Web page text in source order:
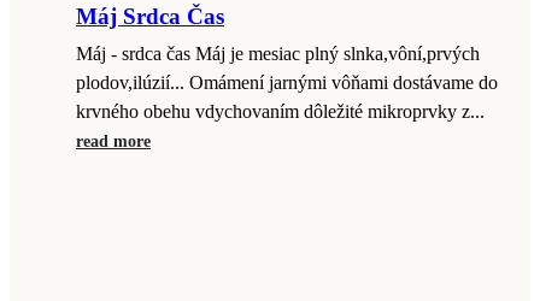
Máj Srdca Čas
Máj - srdca čas Máj je mesiac plný slnka,vôní,prvých
plodov,ilúzií... Omámení jarnými vôňami dostávame do
krvného obehu vdychovaním dôležité mikroprvky z...
read more